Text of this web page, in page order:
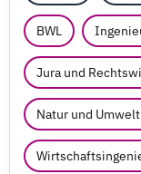
BWL
Jura und
Natur und